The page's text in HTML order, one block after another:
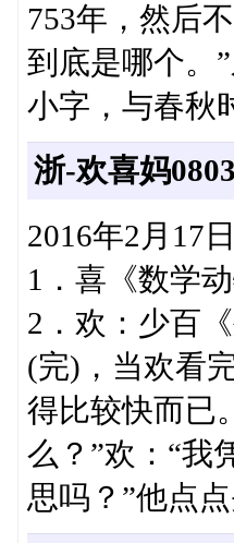
753年，然后
到底是哪个。
小字，与春秋
浙-欢喜妈0803
2016年2月17日
1．喜《数学
2．欢：少百
(完)，当欢看
得比较快而已
么？”欢：“我
思吗？”他点